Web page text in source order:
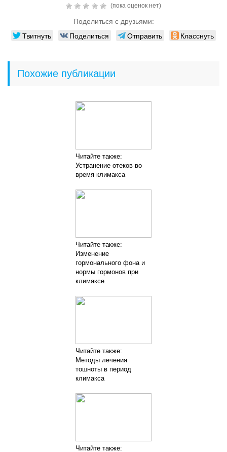
(пока оценок нет)
Поделиться с друзьями:
Твитнуть Поделиться Отправить Класснуть
Похожие публикации
Читайте также:
Устранение отеков во
время климакса
Читайте также:
Изменение
гормонального фона и
нормы гормонов при
климаксе
Читайте также:
Методы лечения
тошноты в период
климакса
Читайте также: